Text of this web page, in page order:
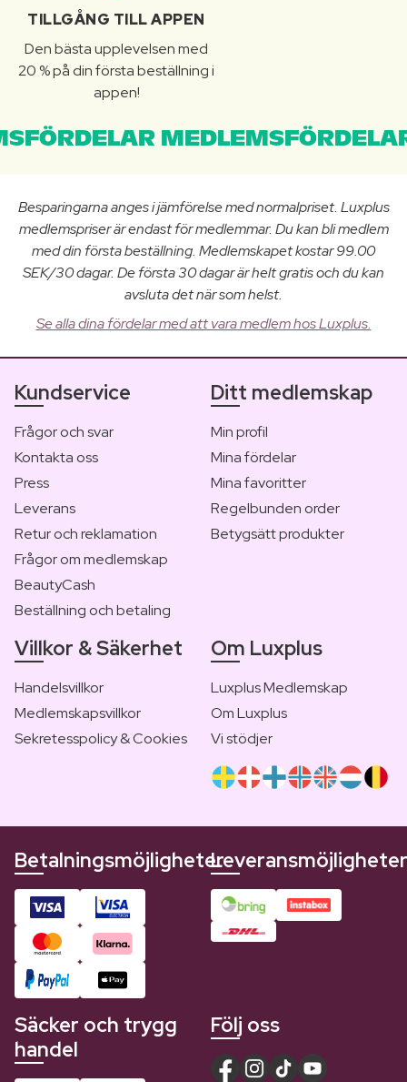
TILLGÅNG TILL APPEN
Den bästa upplevelsen med
20 % på din första beställning i
appen!
Besparingarna anges i jämförelse med normalpriset. Luxplus
medlemspriser är endast för medlemmar. Du kan bli medlem
med din första beställning. Medlemskapet kostar 99.00
SEK/30 dagar. De första 30 dagar är helt gratis och du kan
avsluta det när som helst.
Se alla dina fördelar med att vara medlem hos Luxplus.
Kundservice
Frågor och svar
Kontakta oss
Press
Leverans
Retur och reklamation
Frågor om medlemskap
BeautyCash
Beställning och betaling
Ditt medlemskap
Min profil
Mina fördelar
Mina favoritter
Regelbunden order
Betygsätt produkter
Villkor & Säkerhet
Handelsvillkor
Medlemskapsvillkor
Sekretesspolicy & Cookies
Om Luxplus
Luxplus Medlemskap
Om Luxplus
Vi stödjer
BetalningsmöjligheterLeveransmöjligheter
Säcker och trygg
handel
Följ oss